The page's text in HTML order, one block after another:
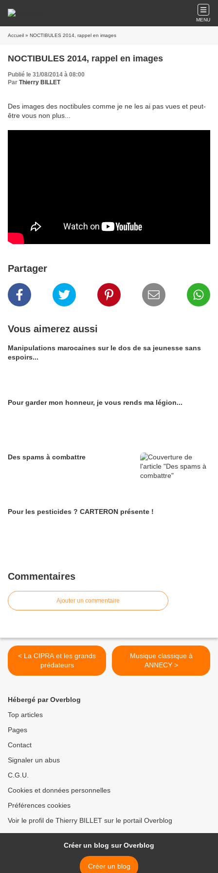
MENU
Accueil » NOCTIBULES 2014, rappel en images
NOCTIBULES 2014, rappel en images
Publié le 31/08/2014 à 08:00
Par Thierry BILLET
Des images des noctibules comme je ne les ai pas vues et peut-
être vous non plus...
Partager
Vous aimerez aussi
Manipulations marocaines sur le dos de sa jeunesse sans
espoirs...
Pour garder mon honneur, je vous rends ma légion...
Des spams à combattre
Pour les pesticides ? CARTERON présente !
Commentaires
Ajouter un commentaire
< La CIPRA et les grands
prédateurs
Musique classique à
ANNECY >
Hébergé par Overblog
Top articles
Pages
Contact
Signaler un abus
C.G.U.
Cookies et données personnelles
Préférences cookies
Voir le profil de Thierry BILLET sur le portail Overblog
Créer un blog sur Overblog
Créer un blog